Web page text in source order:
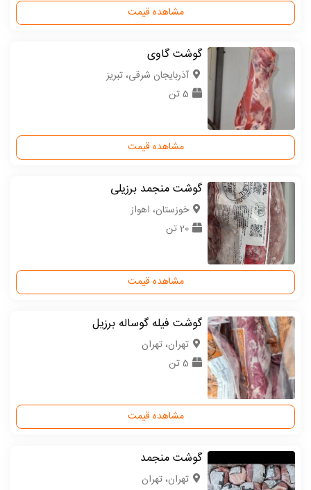
مشاهده قیمت
گوشت گاوی
آذربایجان شرقی، تبریز
5 تن
مشاهده قیمت
گوشت منجمد برزیلی
خوزستان، اهواز
20 تن
مشاهده قیمت
گوشت فیله گوساله برزیل
تهران، تهران
5 تن
مشاهده قیمت
گوشت منجمد
تهران، تهران